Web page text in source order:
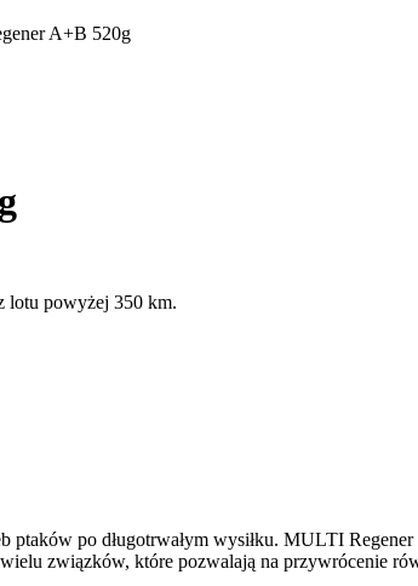
A+B 520g
lotu powyżej 350 km.
ptaków po długotrwałym wysiłku. MULTI Regener
związków, które pozwalają na przywrócenie